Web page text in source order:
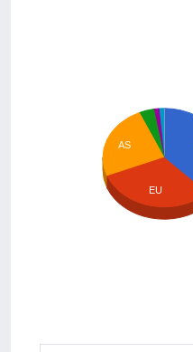
AS
EU